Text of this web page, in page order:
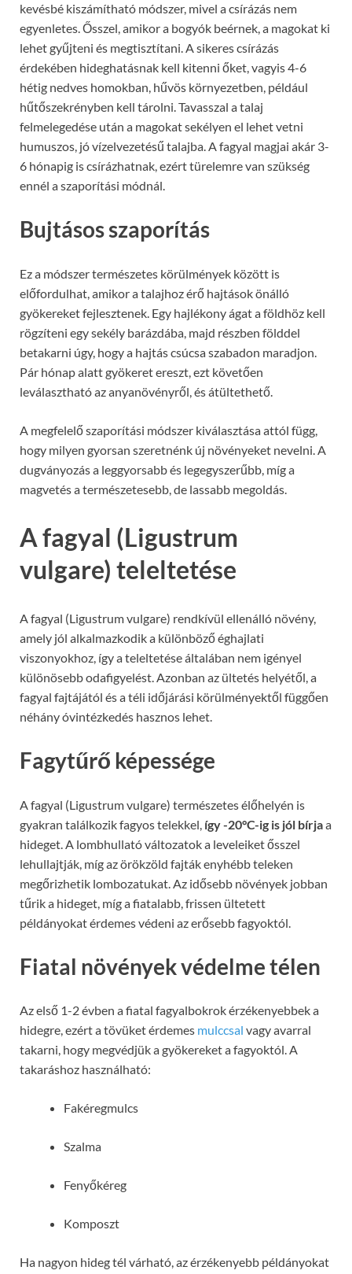
kevésbé kiszámítható módszer, mivel a csírázás nem
egyenletes. Ősszel, amikor a bogyók beérnek, a magokat ki
lehet gyűjteni és megtisztítani. A sikeres csírázás
érdekében hideghatásnak kell kitenni őket, vagyis 4-6
hétig nedves homokban, hűvös környezetben, például
hűtőszekrényben kell tárolni. Tavasszal a talaj
felmelegedése után a magokat sekélyen el lehet vetni
humuszos, jó vízelvezetésű talajba. A fagyal magjai akár 3-
6 hónapig is csírázhatnak, ezért türelemre van szükség
ennél a szaporítási módnál.
Bujtásos szaporítás
Ez a módszer természetes körülmények között is
előfordulhat, amikor a talajhoz érő hajtások önálló
gyökereket fejlesztenek. Egy hajlékony ágat a földhöz kell
rögzíteni egy sekély barázdába, majd részben földdel
betakarni úgy, hogy a hajtás csúcsa szabadon maradjon.
Pár hónap alatt gyökeret ereszt, ezt követően
leválasztható az anyanövényről, és átültethető.
A megfelelő szaporítási módszer kiválasztása attól függ,
hogy milyen gyorsan szeretnénk új növényeket nevelni. A
dugványozás a leggyorsabb és legegyszerűbb, míg a
magvetés a természetesebb, de lassabb megoldás.
A fagyal (Ligustrum
vulgare) teleltetése
A fagyal (Ligustrum vulgare) rendkívül ellenálló növény,
amely jól alkalmazkodik a különböző éghajlati
viszonyokhoz, így a teleltetése általában nem igényel
különösebb odafigyelést. Azonban az ültetés helyétől, a
fagyal fajtájától és a téli időjárási körülményektől függően
néhány óvintézkedés hasznos lehet.
Fagytűrő képessége
A fagyal (Ligustrum vulgare) természetes élőhelyén is
gyakran találkozik fagyos telekkel, így -20°C-ig is jól bírjaa
hideget. A lombhullató változatok a leveleiket ősszel
lehullajtják, míg az örökzöld fajták enyhébb teleken
megőrizhetik lombozatukat. Az idősebb növények jobban
tűrik a hideget, míg a fiatalabb, frissen ültetett
példányokat érdemes védeni az erősebb fagyoktól.
Fiatal növények védelme télen
Az első 1-2 évben a fiatal fagyalbokrok érzékenyebbek a
hidegre, ezért a tövüket érdemes mulccsal vagy avarral
takarni, hogy megvédjük a gyökereket a fagyoktól. A
takaráshoz használható:
Fakéregmulcs
Szalma
Fenyőkéreg
Komposzt
Ha nagyon hideg tél várható, az érzékenyebb példányokat